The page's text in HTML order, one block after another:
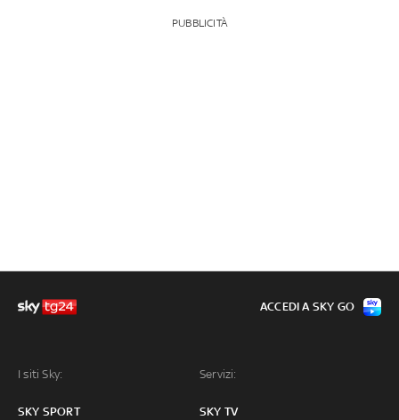
PUBBLICITÀ
I siti Sky:
SKY SPORT
Servizi:
SKY TV
ACCEDI A SKY GO